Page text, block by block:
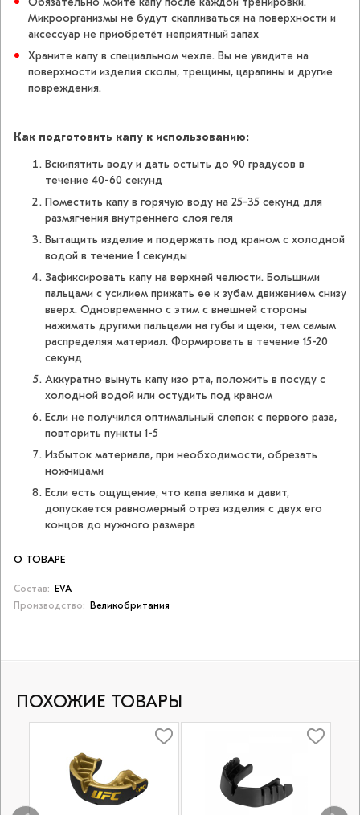
Микроорганизмы не будут скапливаться на поверхности и
аксессуар не приобретёт неприятный запах
Храните капу в специальном чехле. Вы не увидите на
поверхности изделия сколы, трещины, царапины и другие
повреждения.
Как подготовить капу к использованию:
Вскипятить воду и дать остыть до 90 градусов в
течение 40-60 секунд
Поместить капу в горячую воду на 25-35 секунд для
размягчения внутреннего слоя геля
Вытащить изделие и подержать под краном с холодной
водой в течение 1 секунды
Зафиксировать капу на верхней челюсти. Большими
пальцами с усилием прижать ее к зубам движением снизу
вверх. Одновременно с этим с внешней стороны
нажимать другими пальцами на губы и щеки, тем самым
распределяя материал. Формировать в течение 15-20
секунд
Аккуратно вынуть капу изо рта, положить в посуду с
холодной водой или остудить под краном
Если не получился оптимальный слепок с первого раза,
повторить пункты 1-5
Избыток материала, при необходимости, обрезать
ножницами
Если есть ощущение, что капа велика и давит,
допускается равномерный отрез изделия с двух его
концов до нужного размера
О ТОВАРЕ
Состав:
EVA
Производство:
Великобритания
ПОХОЖИЕ ТОВАРЫ